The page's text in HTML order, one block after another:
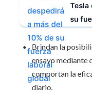
Tesla
su
Brindan la
ensayo mediante
comportan la
diario.